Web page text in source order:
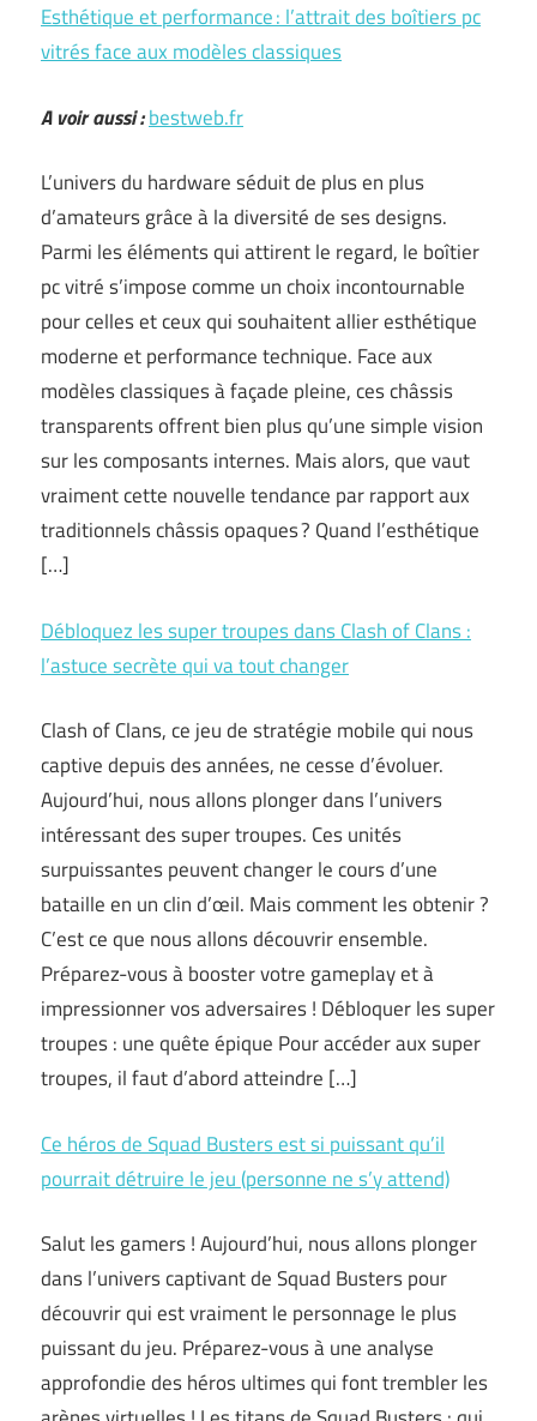
Esthétique et performance : l’attrait des boîtiers pc
vitrés face aux modèles classiques
A voir aussi :bestweb.fr
L’univers du hardware séduit de plus en plus
d’amateurs grâce à la diversité de ses designs.
Parmi les éléments qui attirent le regard, le boîtier
pc vitré s’impose comme un choix incontournable
pour celles et ceux qui souhaitent allier esthétique
moderne et performance technique. Face aux
modèles classiques à façade pleine, ces châssis
transparents offrent bien plus qu’une simple vision
sur les composants internes. Mais alors, que vaut
vraiment cette nouvelle tendance par rapport aux
traditionnels châssis opaques ? Quand l’esthétique
[…]
Débloquez les super troupes dans Clash of Clans :
l’astuce secrète qui va tout changer
Clash of Clans, ce jeu de stratégie mobile qui nous
captive depuis des années, ne cesse d’évoluer.
Aujourd’hui, nous allons plonger dans l’univers
intéressant des super troupes. Ces unités
surpuissantes peuvent changer le cours d’une
bataille en un clin d’œil. Mais comment les obtenir ?
C’est ce que nous allons découvrir ensemble.
Préparez-vous à booster votre gameplay et à
impressionner vos adversaires ! Débloquer les super
troupes : une quête épique Pour accéder aux super
troupes, il faut d’abord atteindre […]
Ce héros de Squad Busters est si puissant qu’il
pourrait détruire le jeu (personne ne s’y attend)
Salut les gamers ! Aujourd’hui, nous allons plonger
dans l’univers captivant de Squad Busters pour
découvrir qui est vraiment le personnage le plus
puissant du jeu. Préparez-vous à une analyse
approfondie des héros ultimes qui font trembler les